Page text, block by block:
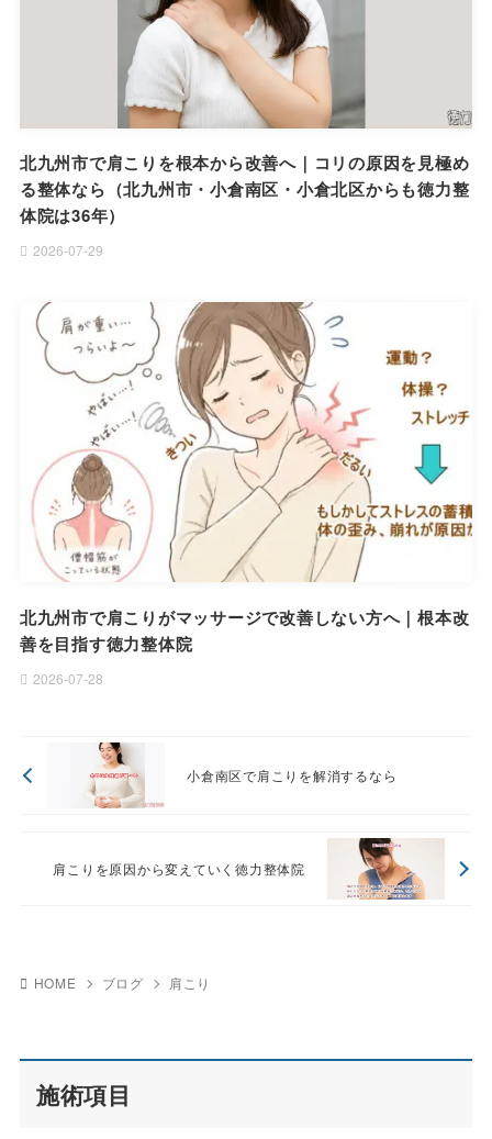
北九州市で肩こりを根本から改善へ｜コリの原因を見極め
る整体なら（北九州市・小倉南区・小倉北区からも徳力整
体院は36年）
2026-07-29
北九州市で肩こりがマッサージで改善しない方へ｜根本改
善を目指す徳力整体院
2026-07-28
小倉南区で肩こりを解消するなら
肩こりを原因から変えていく徳力整体院
HOME ブログ 肩こり
施術項目